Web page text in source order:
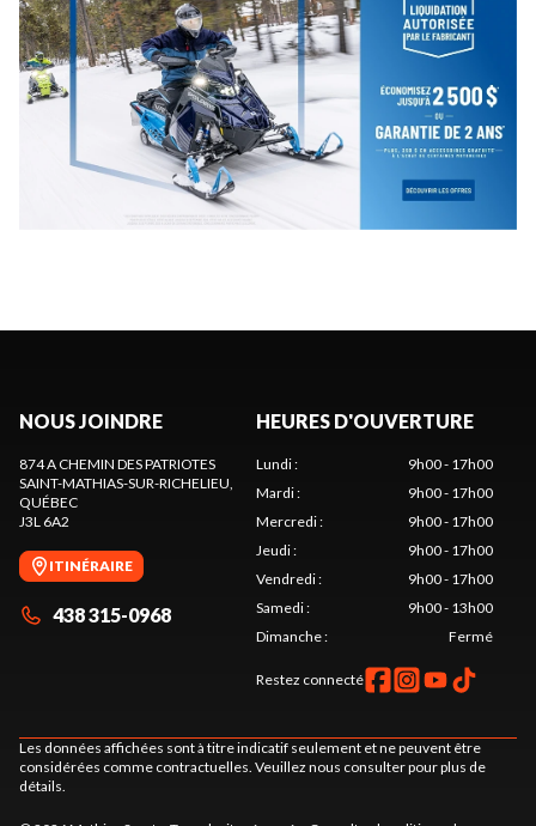
NOUS JOINDRE
874 A CHEMIN DES PATRIOTES
SAINT-MATHIAS-SUR-RICHELIEU,
QUÉBEC
J3L 6A2
ITINÉRAIRE
438 315-0968
HEURES D'OUVERTURE
Lundi:
9h00 - 17h00
Mardi:
9h00 - 17h00
Mercredi:
9h00 - 17h00
Jeudi:
9h00 - 17h00
Vendredi:
9h00 - 17h00
Samedi:
9h00 - 13h00
Dimanche: Fermé
Restez connecté
Les données affichées sont à titre indicatif seulement et ne peuvent être
considérées comme contractuelles. Veuillez nous consulter pour plus de
détails.